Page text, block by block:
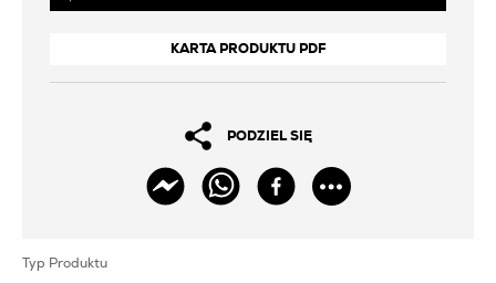
KARTA PRODUKTU PDF
PODZIEL SIĘ
Typ Produktu